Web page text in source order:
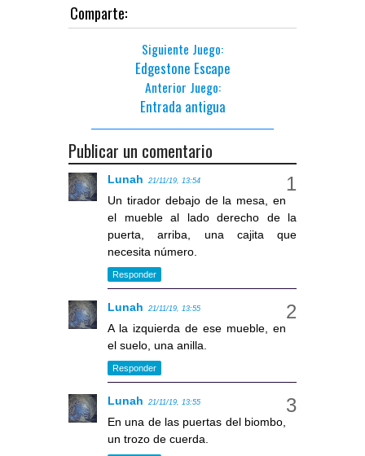
Comparte:
Siguiente Juego:
Edgestone Escape
Anterior Juego:
Entrada antigua
Publicar un comentario
Lunah 21/11/19, 13:54
Un tirador debajo de la mesa, en
el mueble al lado derecho de la
puerta, arriba, una cajita que
necesita número.
Responder
Lunah 21/11/19, 13:55
A la izquierda de ese mueble, en
el suelo, una anilla.
Responder
Lunah 21/11/19, 13:55
En una de las puertas del biombo,
un trozo de cuerda.